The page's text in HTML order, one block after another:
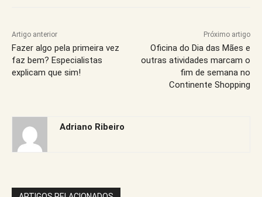
Artigo anterior
Fazer algo pela primeira vez
faz bem? Especialistas
explicam que sim!
Próximo artigo
Oficina do Dia das Mães e
outras atividades marcam o
fim de semana no
Continente Shopping
Adriano Ribeiro